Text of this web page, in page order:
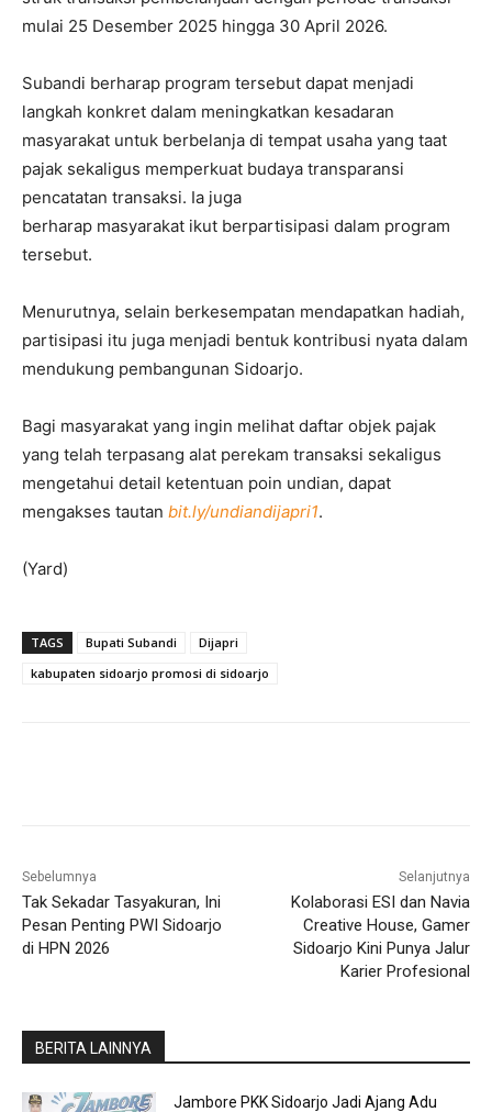
mulai 25 Desember 2025 hingga 30 April 2026.
Subandi berharap program tersebut dapat menjadi
langkah konkret dalam meningkatkan kesadaran
masyarakat untuk berbelanja di tempat usaha yang taat
pajak sekaligus memperkuat budaya transparansi
pencatatan transaksi. Ia juga
berharap masyarakat ikut berpartisipasi dalam program
tersebut.
Menurutnya, selain berkesempatan mendapatkan hadiah,
partisipasi itu juga menjadi bentuk kontribusi nyata dalam
mendukung pembangunan Sidoarjo.
Bagi masyarakat yang ingin melihat daftar objek pajak
yang telah terpasang alat perekam transaksi sekaligus
mengetahui detail ketentuan poin undian, dapat
mengakses tautan bit.ly/undiandijapri1.
(Yard)
TAGS Bupati Subandi
Dijapri
kabupaten sidoarjo promosi di sidoarjo
Sebelumnya
Tak Sekadar Tasyakuran, Ini
Pesan Penting PWI Sidoarjo
di HPN 2026
Selanjutnya
Kolaborasi ESI dan Navia
Creative House, Gamer
Sidoarjo Kini Punya Jalur
Karier Profesional
BERITA LAINNYA
Jambore PKK Sidoarjo Jadi Ajang Adu